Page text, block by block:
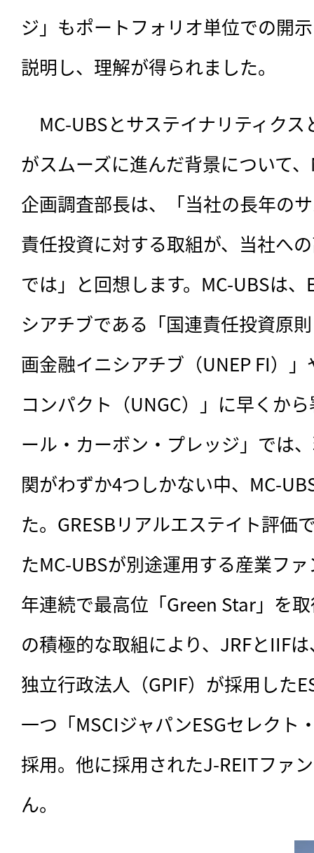
ジ」もポートフォリオ単位での開
説明し、理解が得られました。
MC-UBSとサステイナリティク
がスムーズに進んだ背景について
企画調査部長は、「当社の長年の
責任投資に対する取組が、当社へ
では」と回想します。MC-UBSは
シアチブである「国連責任投資原
画金融イニシアチブ（UNEP FI）
コンパクト（UNGC）」に早くか
ール・カーボン・プレッジ」では
関がわずか4つしかない中、MC-
た。GRESBリアルエステイト評価
たMC-UBSが別途運用する産業フ
年連続で最高位「Green Star」を
の積極的な取組により、JRFとIIF
独立行政法人（GPIF）が採用した
一つ「MSCIジャパンESGセレクト
採用。他に採用されたJ-REITファ
ん。